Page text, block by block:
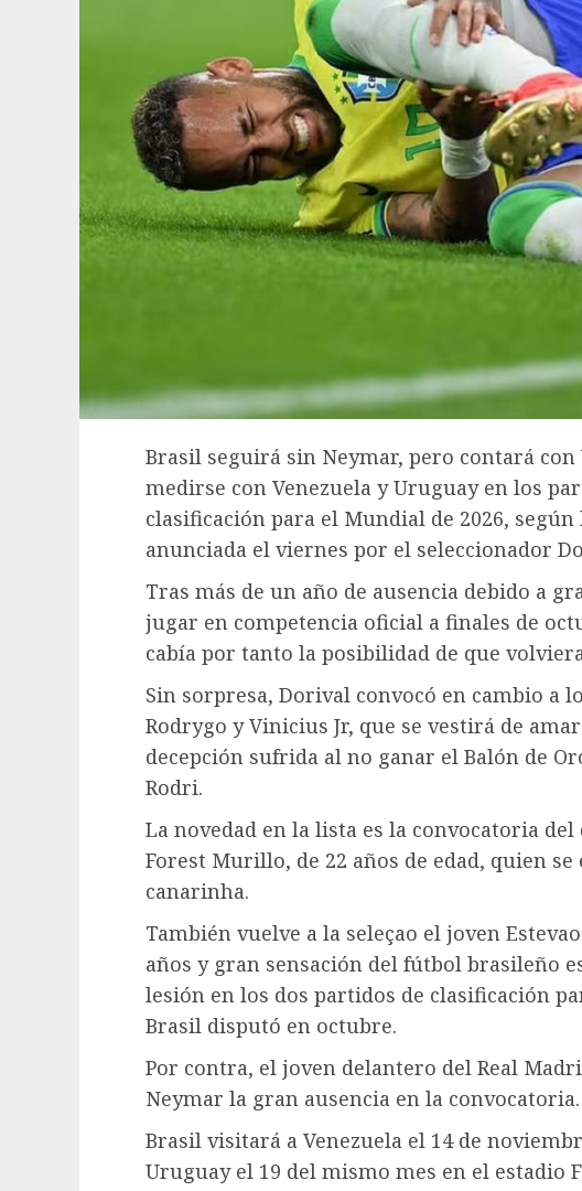
Brasil seguirá sin Neymar, pero contará
medirse con Venezuela y Uruguay en los
clasificación para el Mundial de 2026,
anunciada el viernes por el seleccionador
Tras más de un año de ausencia debido a
jugar en competencia oficial a finales de
cabía por tanto la posibilidad de que
Sin sorpresa, Dorival convocó en cambio a
Rodrygo y Vinicius Jr, que se vestirá de
decepción sufrida al no ganar el Balón de
Rodri.
La novedad en la lista es la convocatoria
Forest Murillo, de 22 años de edad, quien
canarinha.
También vuelve a la seleçao el joven
años y gran sensación del fútbol brasileño
lesión en los dos partidos de clasificación
Brasil disputó en octubre.
Por contra, el joven delantero del Real
Neymar la gran ausencia en la convocatoria.
Brasil visitará a Venezuela el 14 de
Uruguay el 19 del mismo mes en el estadio